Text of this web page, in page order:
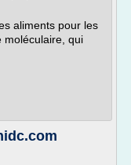
aliments pour les
moléculaire, qui